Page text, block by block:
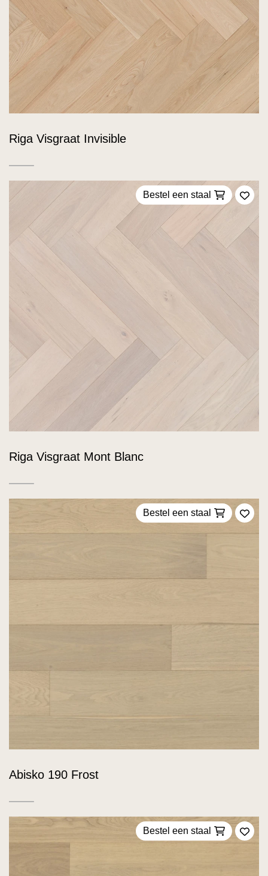
Riga Visgraat Invisible
Bestel een staal
Riga Visgraat Mont Blanc
Bestel een staal
Abisko 190 Frost
Bestel een staal